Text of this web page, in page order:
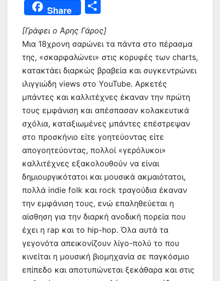
c
e
b
o
o
k
itt
er
at
s
A
p
p
ai
l
st e
n
g
er
a
m
Share
ρ
α
σ
τε
ίτ
ε
[Γράφει ο Άρης Γάρος]
Μια 18χρονη σαρώνει τα πάντα στο πέρασμα
της, «σκαρφαλώνει» στις κορυφές των charts,
κατακτάει διαρκώς βραβεία και συγκεντρώνει
ιλιγγιώδη views στο YouTube. Αρκετές
μπάντες και καλλιτέχνες έκαναν την πρώτη
τους εμφάνιση και απέσπασαν κολακευτικά
σχόλια, καταξιωμένες μπάντες επέστρεψαν
στο προσκήνιο είτε γοητεύοντας είτε
απογοητεύοντας, πολλοί «γερόλυκοι»
καλλιτέχνες εξακολουθούν να είναι
δημιουργικότατοι και μουσικά ακμαιότατοι,
πολλά indie folk και rock τραγούδια έκαναν
την εμφάνιση τους, ενώ επαληθεύεται η
αίσθηση για την διαρκή ανοδική πορεία που
έχει η rap και το hip-hop. Όλα αυτά τα
γεγονότα απεικονίζουν λίγο-πολύ το που
κινείται η μουσική βιομηχανία σε παγκόσμιο
επίπεδο και αποτυπώνεται ξεκάθαρα και στις